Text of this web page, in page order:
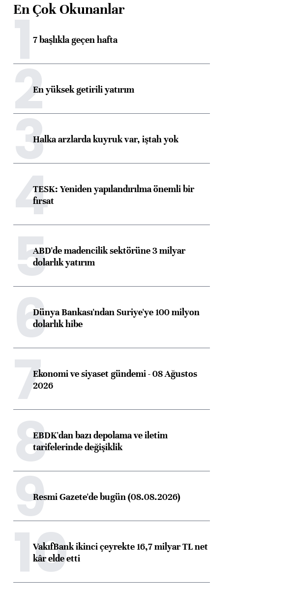
En Çok Okunanlar
17 başlıkla geçen hafta
2En yüksek getirili yatırım
3Halka arzlarda kuyruk var, iştah yok
4TESK: Yeniden yapılandırılma önemli bir
fırsat
5ABD'de madencilik sektörüne 3 milyar
dolarlık yatırım
6Dünya Bankası'ndan Suriye'ye 100 milyon
dolarlık hibe
7Ekonomi ve siyaset gündemi - 08 Ağustos
2026
8EBDK'dan bazı depolama ve iletim
tarifelerinde değişiklik
9Resmi Gazete'de bugün (08.08.2026)
10
VakıfBank ikinci çeyrekte 16,7 milyar TL net
kâr elde etti